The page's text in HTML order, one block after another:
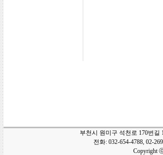
부천시 원미구 석천로 170번길
전화: 032-654-4788, 02-
Copyright